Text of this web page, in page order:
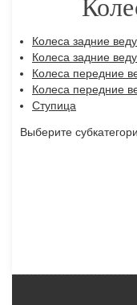
Колеса задние
Колеса задние
Колеса передние
Колеса передние
Ступица
Выберите